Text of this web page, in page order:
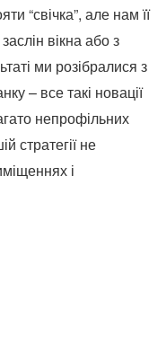
“свічка”, але нам її
вікна або з
ми розібралися з
– все такі новації
непрофільних
стратегії не
і